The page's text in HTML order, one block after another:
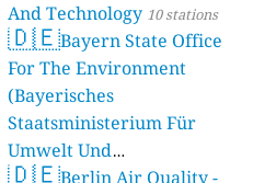
And Technology 10 stations
🇩🇪Bayern State Office
For The Environment
(Bayerisches
Staatsministerium Für
Umwelt Und
Verbraucherschutz) - LfU
🇩🇪Berlin Air Quality -